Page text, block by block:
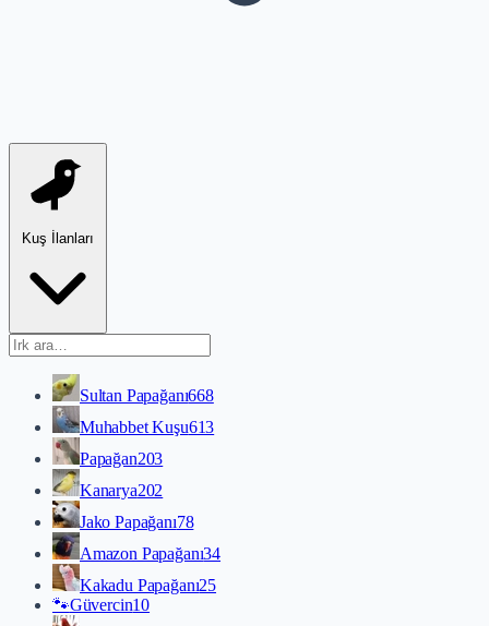
Kuş İlanları
Sultan Papağanı668
Muhabbet Kuşu613
Papağan203
Kanarya202
Jako Papağanı78
Amazon Papağanı34
Kakadu Papağanı25
🐾Güvercin10